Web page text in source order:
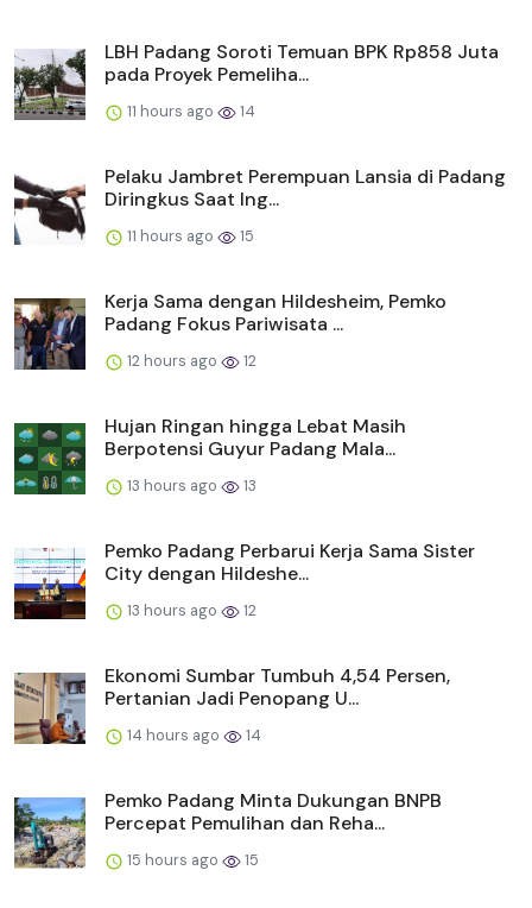
LBH Padang Soroti Temuan BPK Rp858 Juta
pada Proyek Pemeliha...
11 hours ago 14
Pelaku Jambret Perempuan Lansia di Padang
Diringkus Saat Ing...
11 hours ago 15
Kerja Sama dengan Hildesheim, Pemko
Padang Fokus Pariwisata ...
12 hours ago 12
Hujan Ringan hingga Lebat Masih
Berpotensi Guyur Padang Mala...
13 hours ago 13
Pemko Padang Perbarui Kerja Sama Sister
City dengan Hildeshe...
13 hours ago 12
Ekonomi Sumbar Tumbuh 4,54 Persen,
Pertanian Jadi Penopang U...
14 hours ago 14
Pemko Padang Minta Dukungan BNPB
Percepat Pemulihan dan Reha...
15 hours ago 15